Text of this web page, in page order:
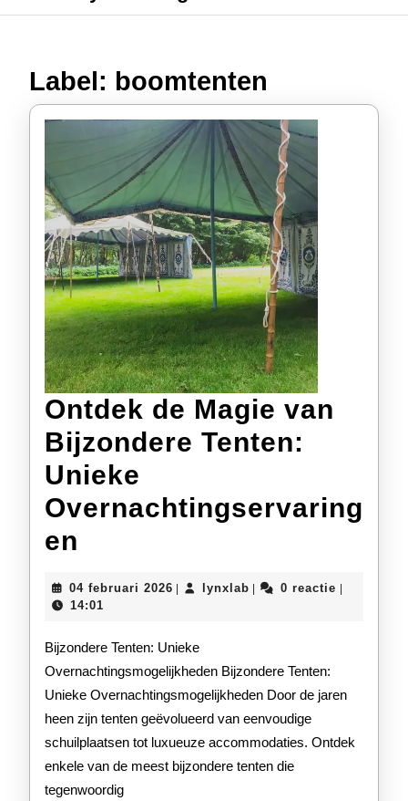
Label: boomtenten
Ontdek de Magie van
Bijzondere Tenten:
Unieke
Overnachtingservaring
en
Magie
van
Bijzondere
Tenten:
Unieke
04 februari 2026 04
lynxlablynxlab0 reactie
14:01
Bijzondere Tenten: Unieke
Overnachtingsmogelijkheden Bijzondere Tenten:
Unieke Overnachtingsmogelijkheden Door de jaren
heen zijn tenten geëvolueerd van eenvoudige
schuilplaatsen tot luxueuze accommodaties. Ontdek
enkele van de meest bijzondere tenten die
tegenwoordig